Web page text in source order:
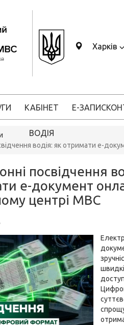
Харків
КАБІНЕТ
ВОДІЯ
Е-ЗАПИС
водія: як отримати е-
посвідчення
е-документ
центрі МВС